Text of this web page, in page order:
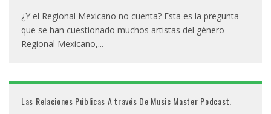
¿Y el Regional Mexicano no cuenta? Esta es la pregunta
que se han cuestionado muchos artistas del género
Regional Mexicano,...
Las Relaciones Públicas A través De Music Master Podcast.